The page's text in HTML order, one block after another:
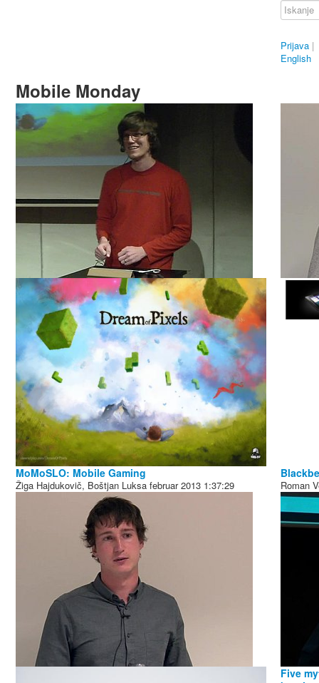
Prijava |
English
Mobile Monday
MoMoSLO: Mobile Gaming
Žiga Hajdukovič, Boštjan Luksa februar 2013 1:37:29 Roman
Five